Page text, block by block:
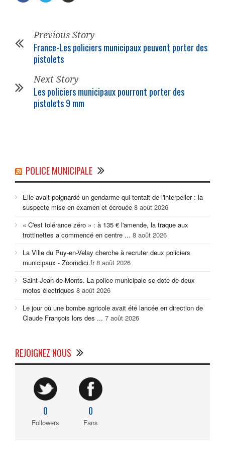
Previous Story
France-Lespoliciers municipauxpeuvent porter des
pistolets
Next Story
Lespoliciers municipauxpourront porter des
pistolets 9 mm
POLICE MUNICIPALE
Elle avait poignardé un gendarme qui tentait de l'interpeller : la
suspecte mise en examen et écrouée 8 août 2026
« C'est tolérance zéro » : à 135 € l'amende, la traque aux
trottinettes a commencé en centre ... 8 août 2026
La Ville du Puy-en-Velay cherche à recruter deux policiers
municipaux - Zoomdici.fr 8 août 2026
Saint-Jean-de-Monts. La police municipale se dote de deux
motos électriques 8 août 2026
Le jour où une bombe agricole avait été lancée en direction de
Claude François lors des ... 7 août 2026
REJOIGNEZ NOUS
0
Followers
0
Fans